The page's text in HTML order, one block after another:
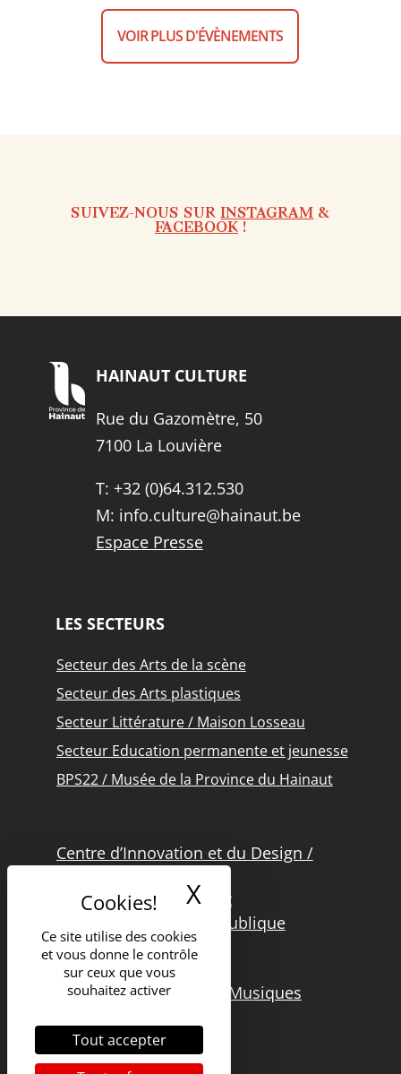
Ce site utilise des cookies
et vous donne le contrôle
sur ceux que vous
souhaitez activer
Tout accepter
X Masquer le
VOIR PLUS D'ÉVÈNEMENTS
SUIVEZ-NOUS SURINSTAGRAM &
FACEBOOK!
HAINAUT CULTURE
Rue du Gazomètre, 50
7100 La Louvière
T: +32 (0)64.312.530
M: info.culture@hainaut.be
Espace Presse
LES SECTEURS
Secteur des Arts de la scène
Secteur des Arts plastiques
Secteur Littérature / Maison Losseau
Secteur Education permanente et jeunesse
BPS22 / Musée de la Province du Hainaut
Centre d’Innovation et du Design /
Office des Métiers d’Art
Secteur de la Lecture Publique
Bibliothèque Langlois
Secteur Cinéma
Secteur Audiovisuel et Musiques